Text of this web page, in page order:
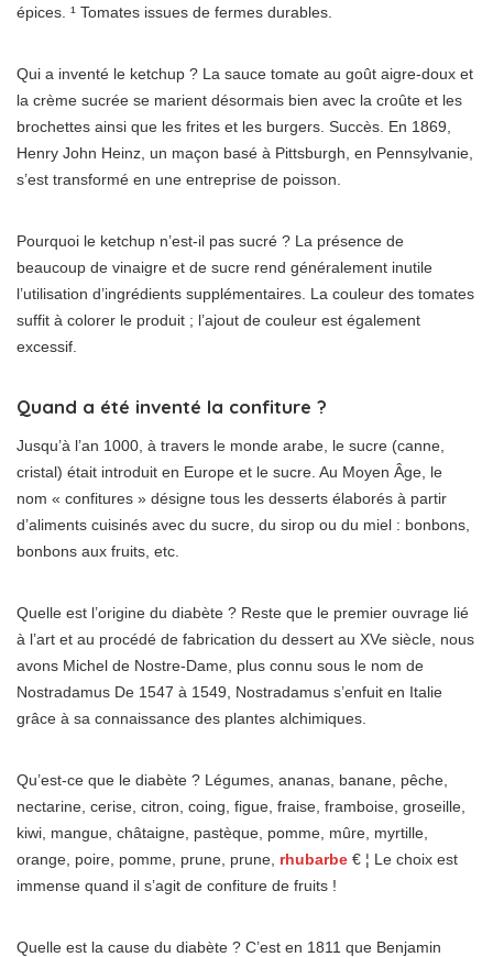
épices. ¹ Tomates issues de fermes durables.
Qui a inventé le ketchup ? La sauce tomate au goût aigre-doux et
la crème sucrée se marient désormais bien avec la croûte et les
brochettes ainsi que les frites et les burgers. Succès. En 1869,
Henry John Heinz, un maçon basé à Pittsburgh, en Pennsylvanie,
s’est transformé en une entreprise de poisson.
Pourquoi le ketchup n’est-il pas sucré ? La présence de
beaucoup de vinaigre et de sucre rend généralement inutile
l’utilisation d’ingrédients supplémentaires. La couleur des tomates
suffit à colorer le produit ; l’ajout de couleur est également
excessif.
Quand a été inventé la confiture ?
Jusqu’à l’an 1000, à travers le monde arabe, le sucre (canne,
cristal) était introduit en Europe et le sucre. Au Moyen Âge, le
nom « confitures » désigne tous les desserts élaborés à partir
d’aliments cuisinés avec du sucre, du sirop ou du miel : bonbons,
bonbons aux fruits, etc.
Quelle est l’origine du diabète ? Reste que le premier ouvrage lié
à l’art et au procédé de fabrication du dessert au XVe siècle, nous
avons Michel de Nostre-Dame, plus connu sous le nom de
Nostradamus De 1547 à 1549, Nostradamus s’enfuit en Italie
grâce à sa connaissance des plantes alchimiques.
Qu’est-ce que le diabète ? Légumes, ananas, banane, pêche,
nectarine, cerise, citron, coing, figue, fraise, framboise, groseille,
kiwi, mangue, châtaigne, pastèque, pomme, mûre, myrtille,
orange, poire, pomme, prune, prune, rhubarbe € ¦ Le choix est
immense quand il s’agit de confiture de fruits !
Quelle est la cause du diabète ? C’est en 1811 que Benjamin